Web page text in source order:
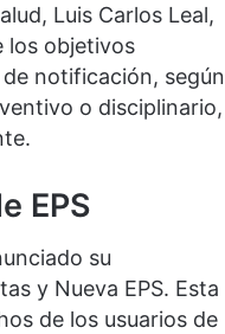
Luis Carlos Leal,
los objetivos
notificación, según
o disciplinario,
EPS
su
y Nueva EPS. Esta
de los usuarios de